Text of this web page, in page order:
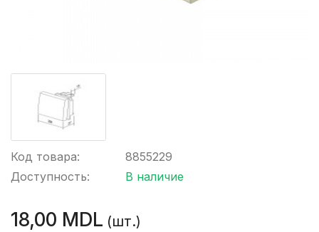
Код товара:
Доступность:
8855229
В наличие
18,00 MDL (шт.)